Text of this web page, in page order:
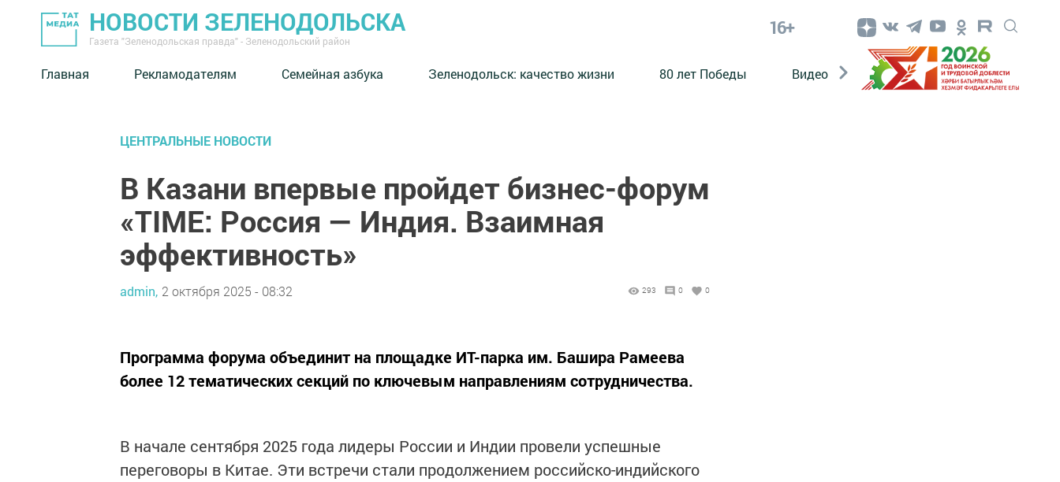
НОВОСТИ ЗЕЛЕНОДОЛЬСКА
Газета "Зеленодольская правда" - Зеленодольский район
16+
Главная Рекламодателям Семейная азбука ⁠Зеленодольск: качество жизни 80 лет Победы Видео Конкурсы ЭтноДети
ЦЕНТРАЛЬНЫЕ НОВОСТИ
В Казани впервые пройдет бизнес-форум
«TIME: Россия — Индия. Взаимная
эффективность»
admin, 2 октября 2025 - 08:32 293 0 0
Программа форума объединит на площадке ИТ-парка им. Башира Рамеева
более 12 тематических секций по ключевым направлениям сотрудничества.
В начале сентября 2025 года лидеры России и Индии провели успешные
переговоры в Китае. Эти встречи стали продолжением российско-индийского